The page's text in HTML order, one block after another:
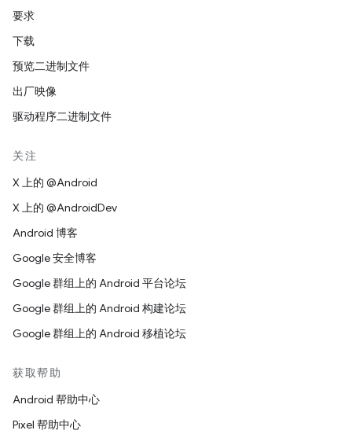
要求
下载
预览二进制文件
出厂映像
驱动程序二进制文件
关注
X 上的 @Android
X 上的 @AndroidDev
Android 博客
Google 安全博客
Google 群组上的 Android 平台论坛
Google 群组上的 Android 构建论坛
Google 群组上的 Android 移植论坛
获取帮助
Android 帮助中心
Pixel 帮助中心